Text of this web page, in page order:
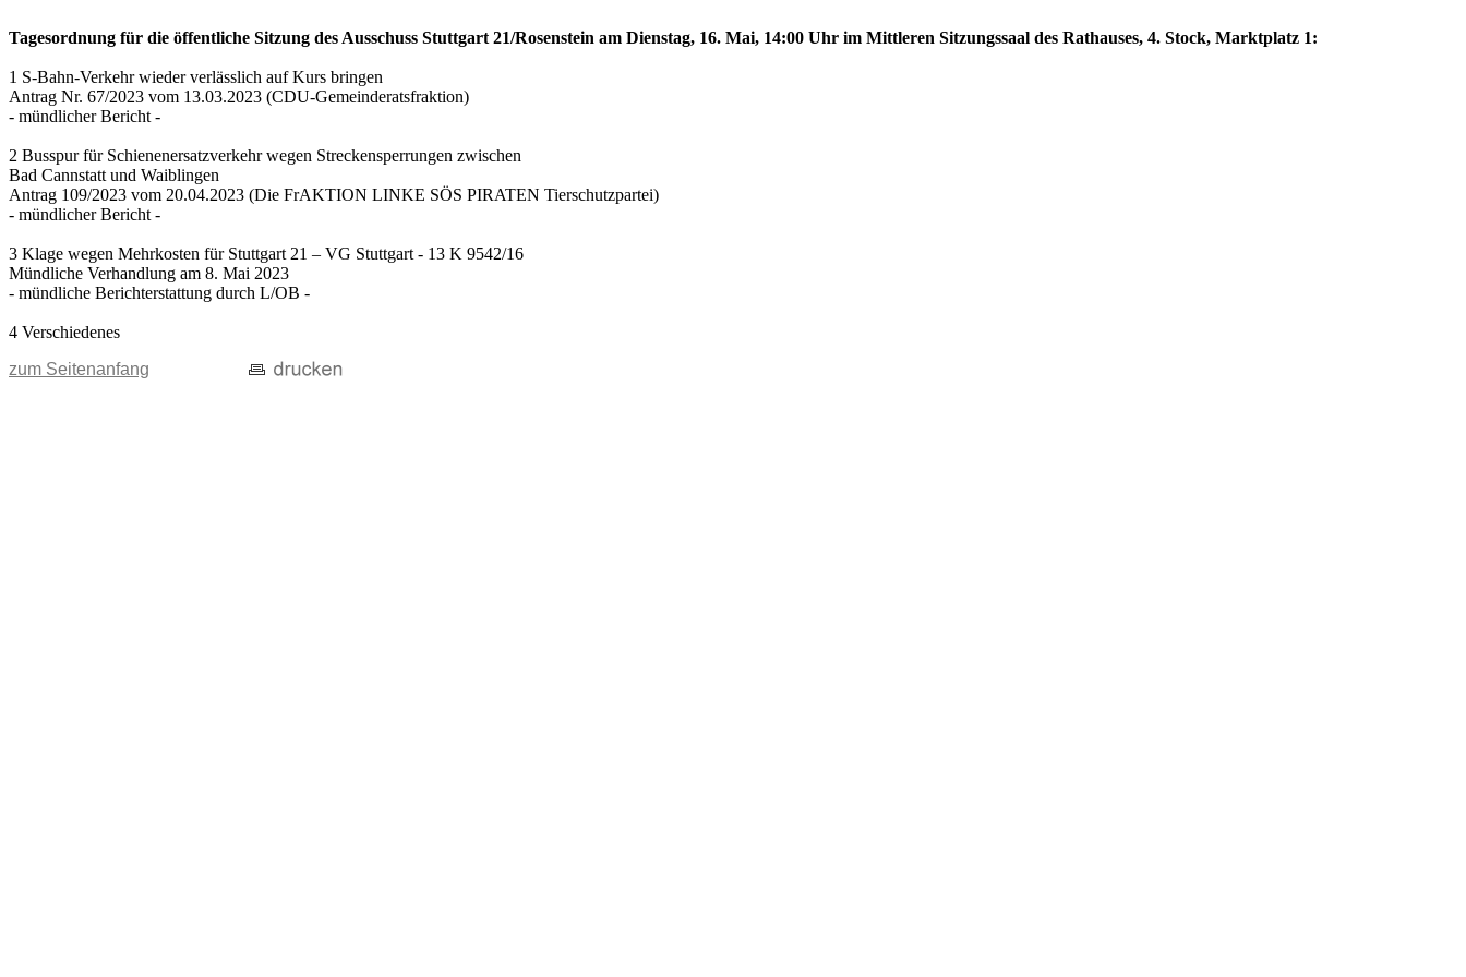
Tagesordnung für die öffentliche Sitzung des Ausschuss Stuttgart 21/Rosenstein am Dienstag, 16. Mai, 14:00 Uhr im Mittleren Sitzungssaal des Rathauses, 4. Stock, Marktplatz 1:
1 S-Bahn-Verkehr wieder verlässlich auf Kurs bringen
Antrag Nr. 67/2023 vom 13.03.2023 (CDU-Gemeinderatsfraktion)
- mündlicher Bericht -
2 Busspur für Schienenersatzverkehr wegen Streckensperrungen zwischen
Bad Cannstatt und Waiblingen
Antrag 109/2023 vom 20.04.2023 (Die FrAKTION LINKE SÖS PIRATEN Tierschutzpartei)
- mündlicher Bericht -
3 Klage wegen Mehrkosten für Stuttgart 21 – VG Stuttgart - 13 K 9542/16
Mündliche Verhandlung am 8. Mai 2023
- mündliche Berichterstattung durch L/OB -
4 Verschiedenes
zum Seitenanfang